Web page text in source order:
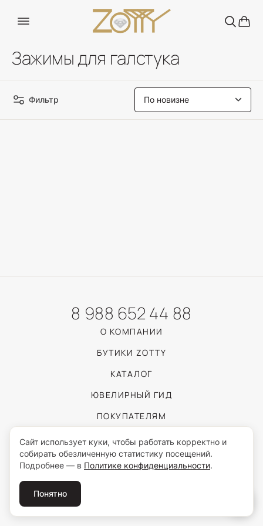
Зажимы для галстука
Фильтр
8 988 652 44 88
О КОМПАНИИ
БУТИКИ ZOTTY
КАТАЛОГ
ЮВЕЛИРНЫЙ ГИД
ПОКУПАТЕЛЯМ
Пользуясь сайтом, вы соглашаетесь с обработкой персональных данных
согласноПолитике конфиденциальности.
Сайт использует куки, чтобы работать корректно и
собирать обезличенную статистику посещений.
Подробнее — в Политике конфиденциальности.
Понятно